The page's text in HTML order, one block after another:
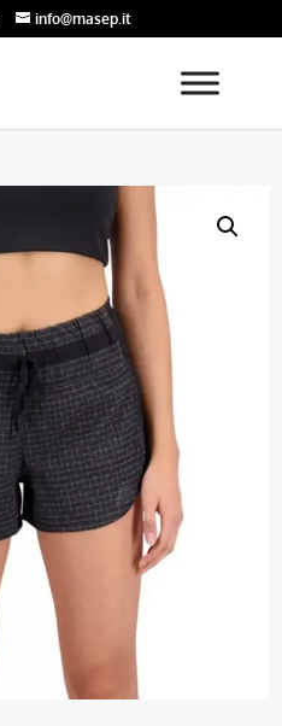
info@masep.it